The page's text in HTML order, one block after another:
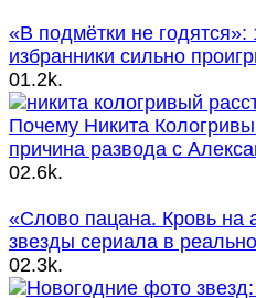
«В подмётки не
избранники сильно
01.2k.
Почему Никита
причина развода с
02.6k.
«Слово пацана. Кровь на
звезды сериала в
02.3k.